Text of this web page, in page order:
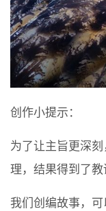
创作小提示：
为了让主旨更深
理，结果得到了教
我们创编故事，